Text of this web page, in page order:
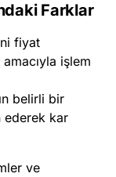
Farklar
fiyat
işlem
belirli bir
ederek kar
ve